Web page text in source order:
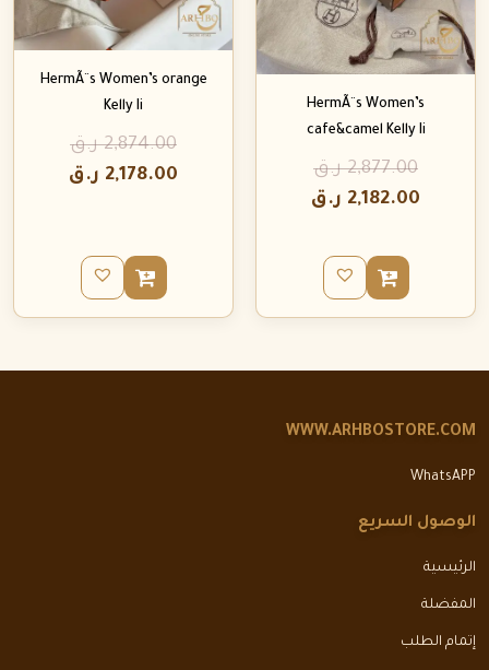
HermÃ¨s Women’s
cafe&camel Kelly Ii
2,877.00 ر.ق
2,182.00 ر.ق
HermÃ¨s Women’s orange
Kelly Ii
2,874.00 ر.ق
2,178.00 ر.ق
WWW.ARHBOSTORE.COM
WhatsAPP
الوصول السريع
الرئيسية
المفضلة
إتمام الطلب